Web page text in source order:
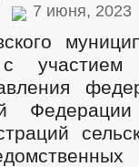
7 июня, 2023
участием